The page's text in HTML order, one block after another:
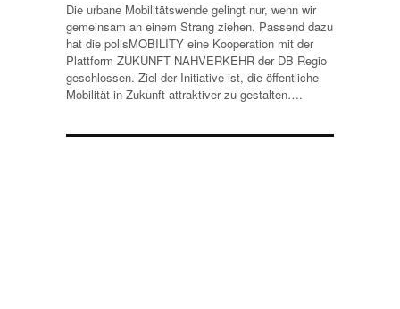
Die urbane Mobilitätswende gelingt nur, wenn wir
gemeinsam an einem Strang ziehen. Passend dazu
hat die polisMOBILITY eine Kooperation mit der
Plattform ZUKUNFT NAHVERKEHR der DB Regio
geschlossen. Ziel der Initiative ist, die öffentliche
Mobilität in Zukunft attraktiver zu gestalten….